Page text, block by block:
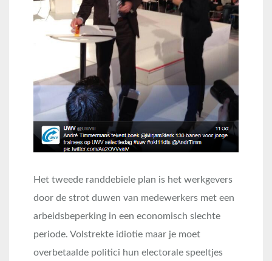
Het tweede randdebiele plan is het werkgevers
door de strot duwen van medewerkers met een
arbeidsbeperking in een economisch slechte
periode. Volstrekte idiotie maar je moet
overbetaalde politici hun electorale speeltjes